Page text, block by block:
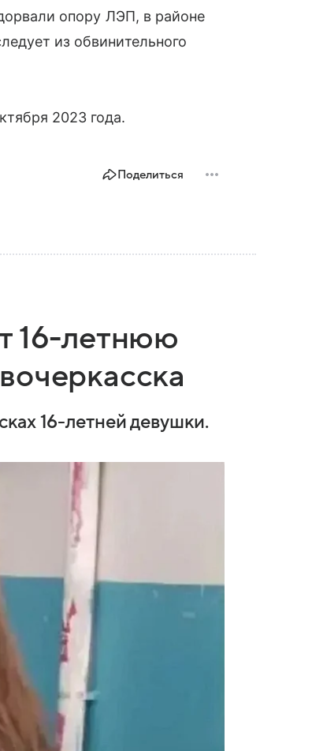
опору ЛЭП, в районе
из обвинительного
2023 года.
Поделиться
16-летнюю
16-летней девушки.